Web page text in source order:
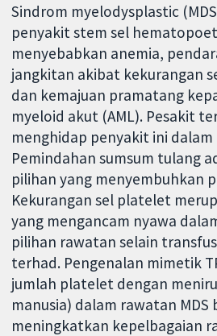
Sindrom myelodysplastic
penyakit stem sel
menyebabkan anemia,
jangkitan akibat kekurangan
dan kemajuan pramatang
myeloid akut (AML). Pesakit
menghidap penyakit ini dalam
Pemindahan sumsum tulang
pilihan yang menyembuhkan
Kekurangan sel platelet
yang mengancam nyawa
pilihan rawatan selain
terhad. Pengenalan mimetik
jumlah platelet dengan
manusia) dalam rawatan MDS
meningkatkan kepelbagaian